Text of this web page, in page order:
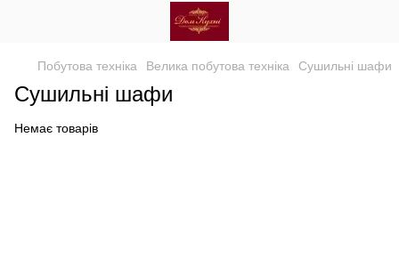
Побутова техніка Велика побутова техніка Сушильні шафи
Сушильні шафи
Немає товарів